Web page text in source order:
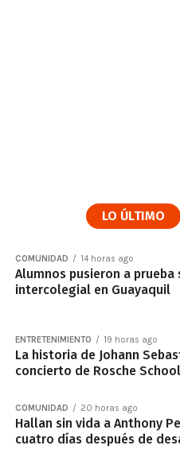
LO ÚLTIMO
COMUNIDAD 14 horas ago
Alumnos pusieron a
intercolegial en Guayaquil
ENTRETENIMIENTO 19 horas ago
La historia de Johann
concierto de Rosche
COMUNIDAD 20 horas ago
Hallan sin vida a Anthony
cuatro días después de